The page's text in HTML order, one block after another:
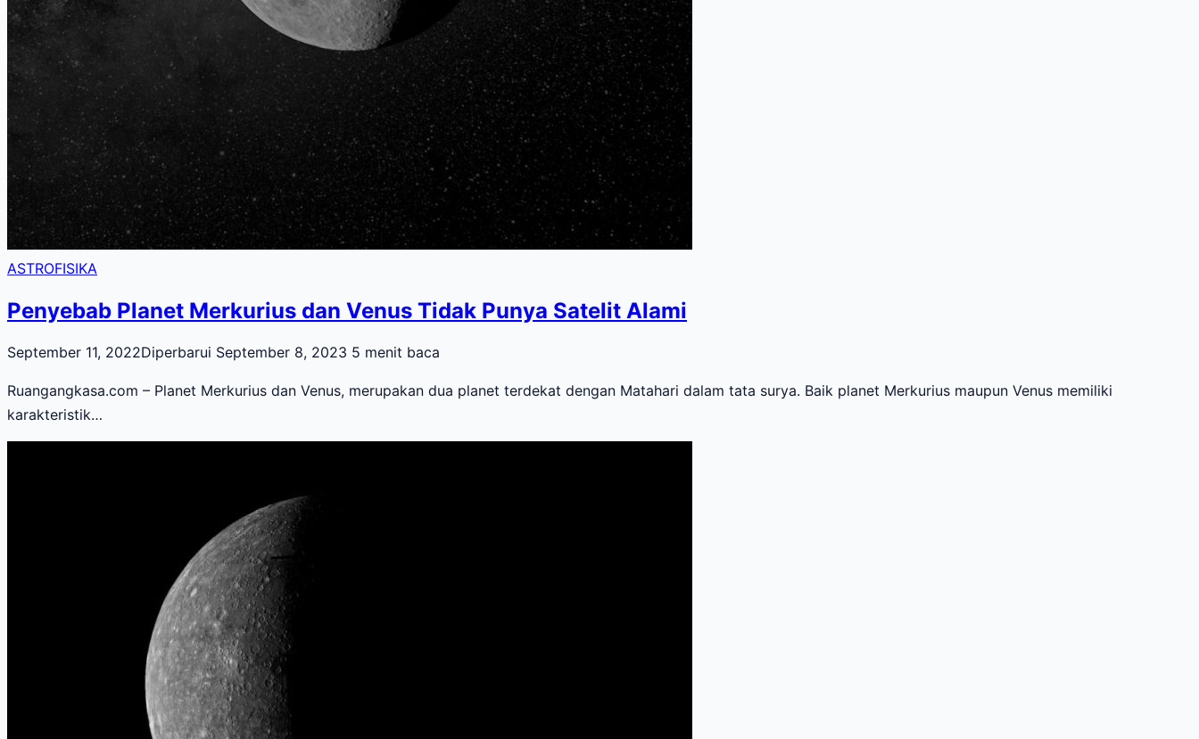
ASTROFISIKA
Penyebab Planet Merkurius dan Venus Tidak Punya Satelit Alami
September 11, 2022Diperbarui September 8, 2023 5 menit baca
Ruangangkasa.com – Planet Merkurius dan Venus, merupakan dua planet terdekat dengan Matahari dalam tata surya. Baik planet Merkurius maupun Venus memiliki
karakteristik…